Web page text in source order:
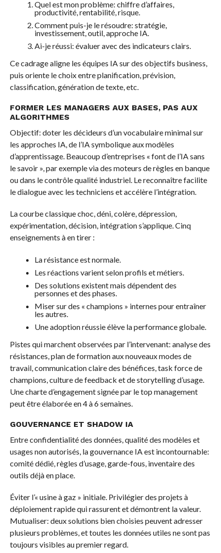
Quel est mon problème: chiffre d’affaires,
productivité, rentabilité, risque.
Comment puis-je le résoudre: stratégie,
investissement, outil, approche IA.
Ai-je réussi: évaluer avec des indicateurs clairs.
Ce cadrage aligne les équipes IA sur des objectifs business,
puis oriente le choix entre planification, prévision,
classification, génération de texte, etc.
FORMER LES MANAGERS AUX BASES, PAS AUX
ALGORITHMES
Objectif: doter les décideurs d’un vocabulaire minimal sur
les approches IA, de l’IA symbolique aux modèles
d’apprentissage. Beaucoup d’entreprises « font de l’IA sans
le savoir », par exemple via des moteurs de règles en banque
ou dans le contrôle qualité industriel. Le reconnaître facilite
le dialogue avec les techniciens et accélère l’intégration.
La courbe classique choc, déni, colère, dépression,
expérimentation, décision, intégration s’applique. Cinq
enseignements à en tirer :
La résistance est normale.
Les réactions varient selon profils et métiers.
Des solutions existent mais dépendent des
personnes et des phases.
Miser sur des « champions » internes pour entraîner
les autres.
Une adoption réussie élève la performance globale.
Pistes qui marchent observées par l’intervenant: analyse des
résistances, plan de formation aux nouveaux modes de
travail, communication claire des bénéfices, task force de
champions, culture de feedback et de storytelling d’usage.
Une charte d’engagement signée par le top management
peut être élaborée en 4 à 6 semaines.
GOUVERNANCE ET SHADOW IA
Entre confidentialité des données, qualité des modèles et
usages non autorisés, la gouvernance IA est incontournable:
comité dédié, règles d’usage, garde-fous, inventaire des
outils déjà en place.
Éviter l’« usine à gaz » initiale. Privilégier des projets à
déploiement rapide qui rassurent et démontrent la valeur.
Mutualiser: deux solutions bien choisies peuvent adresser
plusieurs problèmes, et toutes les données utiles ne sont pas
toujours visibles au premier regard.